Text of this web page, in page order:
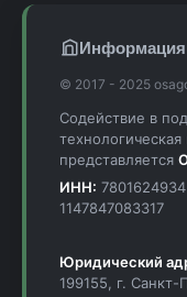
© 2017 - 2025
Содействие в
представляется
ИНН: 7801624934
1147847083317
Юридический
199155, г. Санкт-